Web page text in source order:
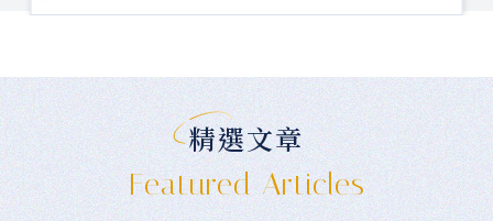
精選文章
Featured Articles